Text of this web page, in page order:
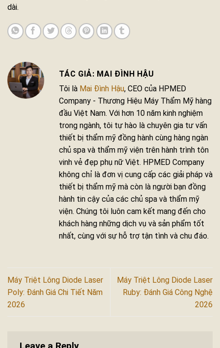
dài.
MAI ĐÌNH HẬU
Tôi là Mai Đình Hậu, CEO của HPMED
Company - Thương Hiệu Máy Thẩm Mỹ hàng
đầu Việt Nam. Với hơn 10 năm kinh nghiệm
trong ngành, tôi tự hào là chuyên gia tư vấn
thiết bị thẩm mỹ đồng hành cùng hàng ngàn
chủ spa và thẩm mỹ viện trên hành trình tôn
vinh vẻ đẹp phụ nữ Việt. HPMED Company
không chỉ là đơn vị cung cấp các giải pháp và
thiết bị thẩm mỹ mà còn là người bạn đồng
hành tin cậy của các chủ spa và thẩm mỹ
viện. Chúng tôi luôn cam kết mang đến cho
khách hàng những dịch vụ và sản phẩm tốt
nhất, cùng với sự hỗ trợ tận tình và chu đáo.
Máy Triệt Lông Diode Laser
Poly: Đánh Giá Chi Tiết Năm
2026
Máy Triệt Lông Diode Laser
Ruby: Đánh Giá Công Nghệ
2026
Leave a Reply